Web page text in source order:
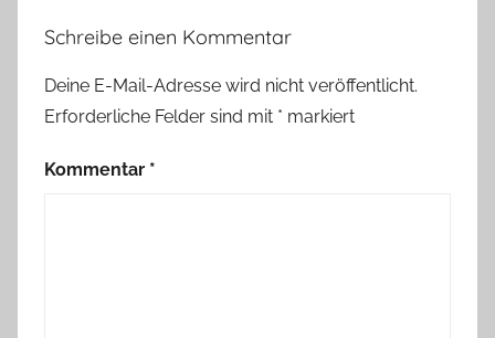
Schreibe einen Kommentar
Deine E-Mail-Adresse wird nicht veröffentlicht.
Erforderliche Felder sind mit * markiert
Kommentar *